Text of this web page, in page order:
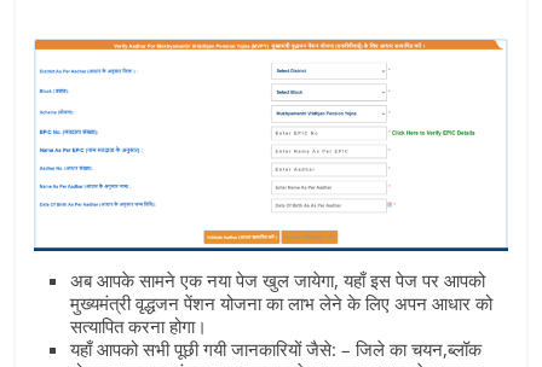
अब आपके सामने एक नया पेज खुल जायेगा, यहाँ इस पेज पर आपको
मुख्यमंत्री वृद्धजन पेंशन योजना का लाभ लेने के लिए अपन आधार को
सत्यापित करना होगा।
यहाँ आपको सभी पूछी गयी जानकारियों जैसे: – जिले का चयन,ब्लॉक